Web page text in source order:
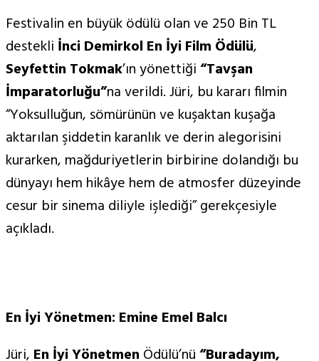
Festivalin en büyük ödülü olan ve 250 Bin TL
destekli İnci Demirkol En İyi Film Ödülü,
Seyfettin Tokmak’ın yönettiği“Tavşan
İmparatorluğu”na verildi. Jüri, bu kararı filmin
“Yoksulluğun, sömürünün ve kuşaktan kuşağa
aktarılan şiddetin karanlık ve derin alegorisini
kurarken, mağduriyetlerin birbirine dolandığı bu
dünyayı hem hikâye hem de atmosfer düzeyinde
cesur bir sinema diliyle işlediği” gerekçesiyle
açıkladı.
En İyi Yönetmen: Emine Emel Balcı
Jüri, En İyi Yönetmen Ödülü’nü“Buradayım,